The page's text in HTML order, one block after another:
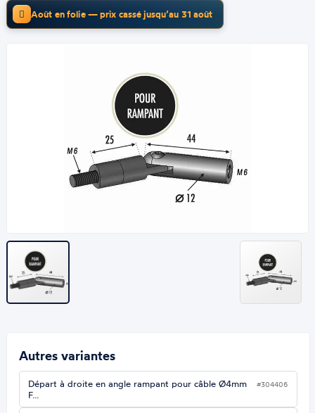
Août en folie — prix cassé jusqu’au 31 août
Autres variantes
Départ à droite en angle rampant pour câble Ø4mm
F…
#304406